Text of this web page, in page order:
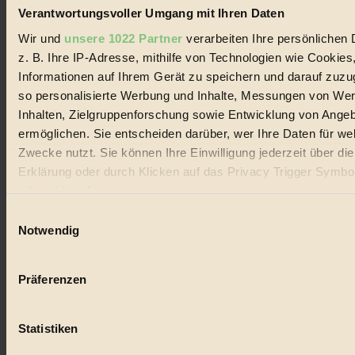
Verantwortungsvoller Umgang mit Ihren Daten
Wir und unsere 1022 Partner verarbeiten Ihre persönlichen
z. B. Ihre IP-Adresse, mithilfe von Technologien wie
Informationen auf Ihrem Gerät zu speichern und darauf
so personalisierte Werbung und Inhalte, Messungen von
Inhalten, Zielgruppenforschung sowie Entwicklung von
ermöglichen. Sie entscheiden darüber, wer Ihre Daten für
Zwecke nutzt. Sie können Ihre Einwilligung jederzeit über
Erklärung oder durch Klicken auf das Privacy Trigger
oder widerrufen
Wenn Sie es erlauben, würden wir auch gerne:
Ihr Gerät durch aktives Scannen nach bestimmten
Erfahren Sie mehr darüber, wie Ihre persönlichen Daten
Notwendig
Präferenzen
Statistiken
Coverstory
GROSSER WIRBEL um Versuche, den Ozean und
seine Bewegungen festzuhalten.
Außerdem im Heft
RISKANT: Wenn Meeres- und Wildvögel im
Freilandhühnerbetrieb vorbeischauen.
Tropische Stechmücken fühlen sich in
Mitteleuropa inziwschen oft zu Hause.
Entleerung voll wieder zu dir zurückkommen.